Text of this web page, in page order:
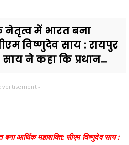
नेतृत्व में भारत बना
विष्णुदेव साय : रायपुर
ने कहा कि प्रधान...
-
आर्थिक महाशक्ति: सीएम विष्णुदेव साय :